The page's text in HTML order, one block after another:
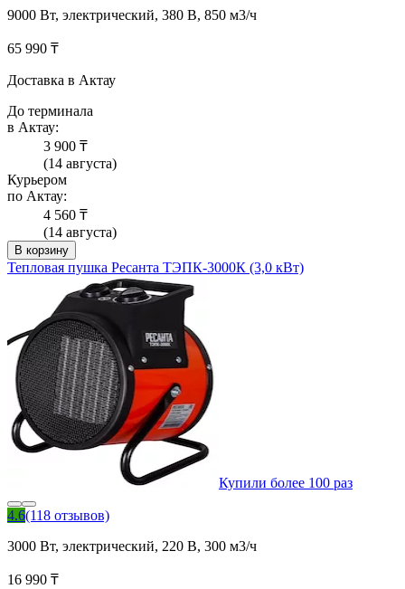
9000 Вт, электрический, 380 В, 850 м3/ч
65 990 ₸
Доставка в Актау
До терминала
в Актау:
3 900 ₸
(14 августа)
Курьером
по Актау:
4 560 ₸
(14 августа)
В корзину
Тепловая пушка Ресанта ТЭПК-3000К (3,0 кВт)
Купили более 100 раз
4.6(118 отзывов)
3000 Вт, электрический, 220 В, 300 м3/ч
16 990 ₸